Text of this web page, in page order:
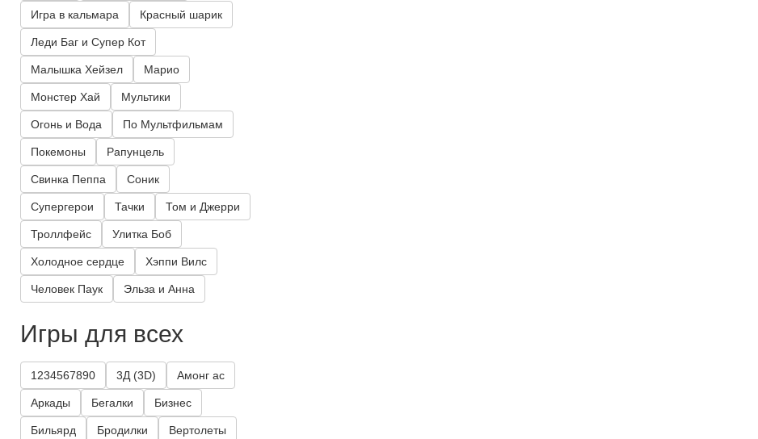
Игра в кальмара Красный шарик
Леди Баг и Супер Кот
Малышка Хейзел Марио
Монстер Хай Мультики
Огонь и Вода По Мультфильмам
Покемоны Рапунцель
Свинка Пеппа Соник
Супергерои Тачки Том и Джерри
Троллфейс Улитка Боб
Холодное сердце Хэппи Вилс
Человек Паук Эльза и Анна
Игры для всех
1234567890 3Д (3D) Амонг ас
Аркады Бегалки Бизнес
Бильярд Бродилки Вертолеты